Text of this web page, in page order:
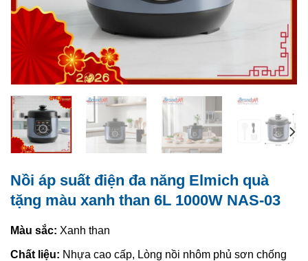
Nồi áp suất điện đa năng Elmich quà
tặng màu xanh than 6L 1000W NAS-03
Màu sắc: Xanh than
Chất liệu: Nhựa cao cấp, Lòng nồi nhôm phủ sơn chống